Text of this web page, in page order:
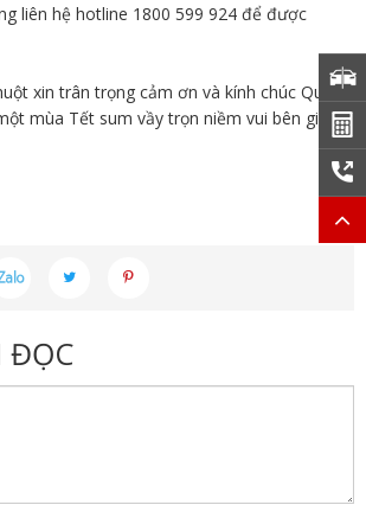
liên hệ hotline 1800 599 924 để được
xin trân trọng cảm ơn và kính chúc Quý
mùa Tết sum vầy trọn niềm vui bên gia
ĐỌC